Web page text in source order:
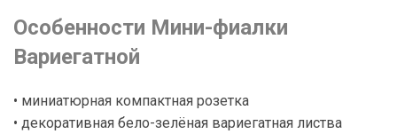
Особенности Мини-фиалки
Вариегатной
• миниатюрная компактная розетка
• декоративная бело-зелёная вариегатная листва